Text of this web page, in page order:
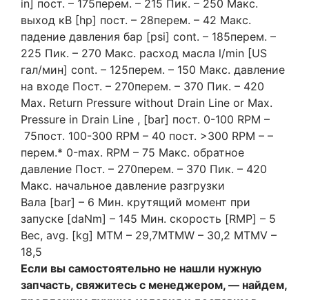
in] пост. – 175перем. – 215 Пик. – 250 Макс.
выход кВ [hp] пост. – 28перем. – 42 Макс.
падение давления бар [psi] cont. – 185перем. –
225 Пик. – 270 Макс. расход масла l/min [US
гал/мин] cont. – 125перем. – 150 Макс. давление
на входе Пост. – 270перем. – 370 Пик. – 420
Max. Return Pressure without Drain Line or Max.
Pressure in Drain Line , [bar] пост. 0-100 RPM –
75пост. 100-300 RPM – 40 пост. >300 RPM – –
перем.* 0-max. RPM – 75 Макс. обратное
давление Пост. – 270перем. – 370 Пик. – 420
Макс. начальное давление разгрузки
Вала [bar] – 6 Мин. крутящий момент при
запуске [daNm] – 145 Мин. скорость [RMP] – 5
Вес, avg. [kg] MTM – 29,7MTMW – 30,2 MTMV –
18,5
Если вы самостоятельно не нашли нужную
запчасть, свяжитесь с менеджером, — найдем,